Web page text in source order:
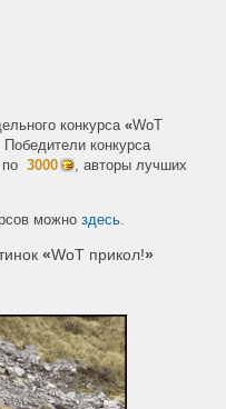
конкурса«WoT
конкурса
по3000
, авторы лучших
можноздесь
«WoT прикол!»